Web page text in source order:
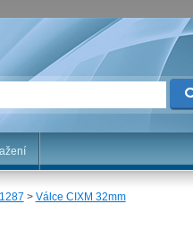
> Válce CIXM 32mm